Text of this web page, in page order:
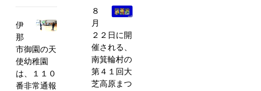
伊
那
市御園の天
使幼稚園
は、１１０
番非常通報
８
月
２２日に開
催される、
南箕輪村の
第４１回大
芝高原まつ